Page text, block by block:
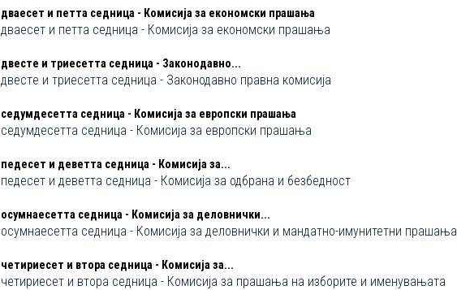
дваесет и петта седница - Комисија за економски прашања
дваесет и петта седница - Комисија за економски прашања
двестe и триесетта седница - Законодавно...
двестe и триесетта седница - Законодавно правна комисија
седумдесетта седница - Комисија за европски прашања
седумдесетта седница - Комисија за европски прашања
педесет и деветта седница - Комисија за...
педесет и деветта седница - Комисија за одбрана и безбедност
осумнaесетта седница - Комисија за деловнички...
осумнaесетта седница - Комисија за деловнички и мандатно-имунитетни прашања
четириесет и втора седница - Комисија за...
четириесет и втора седница - Комисија за прашања на изборите и именувањата